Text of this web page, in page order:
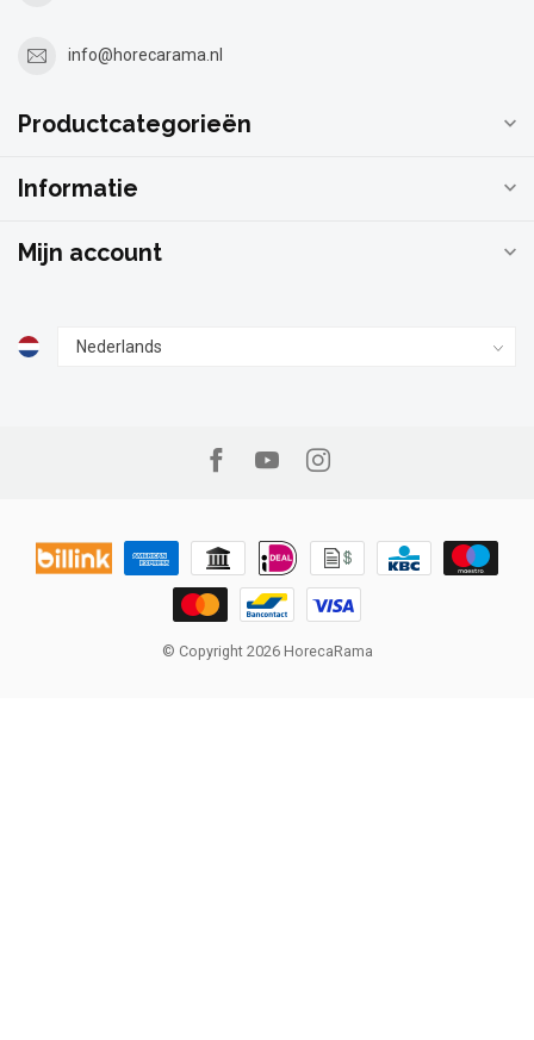
info@horecarama.nl
Productcategorieën
Informatie
Mijn account
© Copyright 2026 HorecaRama